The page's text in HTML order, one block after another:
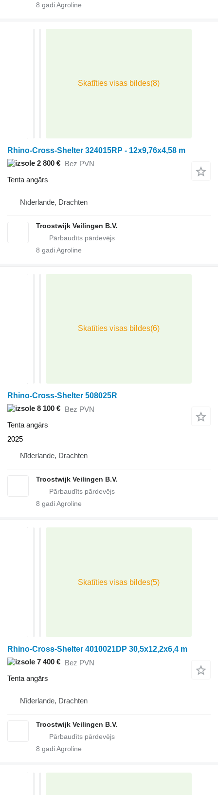
8 gadi Agroline
Rhino-Cross-Shelter 324015RP - 12x9,76x4,58 m
2 800 € Bez PVN
Tenta angārs
Nīderlande, Drachten
Troostwijk Veilingen B.V.
8 gadi Agroline
Rhino-Cross-Shelter 508025R
8 100 € Bez PVN
Tenta angārs
2025
Nīderlande, Drachten
Troostwijk Veilingen B.V.
8 gadi Agroline
Rhino-Cross-Shelter 4010021DP 30,5x12,2x6,4 m
7 400 € Bez PVN
Tenta angārs
Nīderlande, Drachten
Troostwijk Veilingen B.V.
8 gadi Agroline